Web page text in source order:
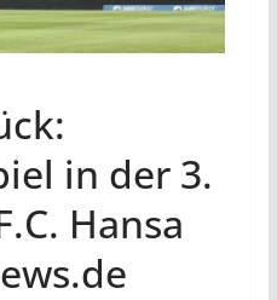
in der 3.
Hansa